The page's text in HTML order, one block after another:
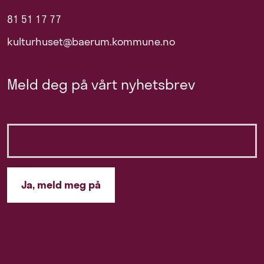
81 51 17 77
kulturhuset@baerum.kommune.no
Meld deg på vårt nyhetsbrev